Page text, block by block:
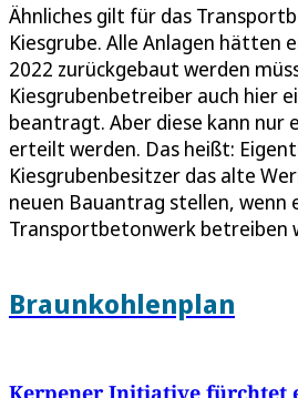
Ähnliches gilt für das
Kiesgrube. Alle Anlagen hätten
2022 zurückgebaut werden
Kiesgrubenbetreiber auch hier
beantragt. Aber diese kann nur
erteilt werden. Das heißt:
Kiesgrubenbesitzer das alte
neuen Bauantrag stellen, wenn
Transportbetonwerk betreiben
Braunkohlenplan
Kerpener Initiative fürchtet